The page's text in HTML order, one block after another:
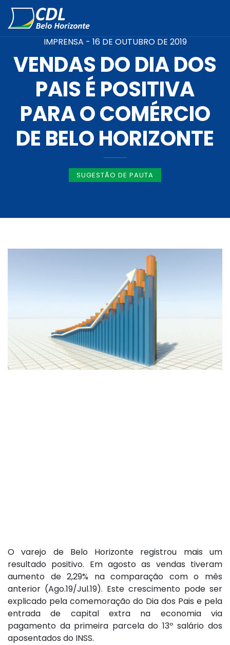
IMPRENSA - 16 DE OUTUBRO DE 2019
VENDAS DO DIA DOS
PAIS É POSITIVA
PARA O COMÉRCIO
DE BELO HORIZONTE
SUGESTÃO DE PAUTA
O varejo de Belo Horizonte registrou mais um
resultado positivo. Em agosto as vendas tiveram
aumento de 2,29% na comparação com o mês
anterior (Ago.19/Jul.19). Este crescimento pode ser
explicado pela comemoração do Dia dos Pais e pela
entrada de capital extra na economia via
pagamento da primeira parcela do 13º salário dos
aposentados do INSS.